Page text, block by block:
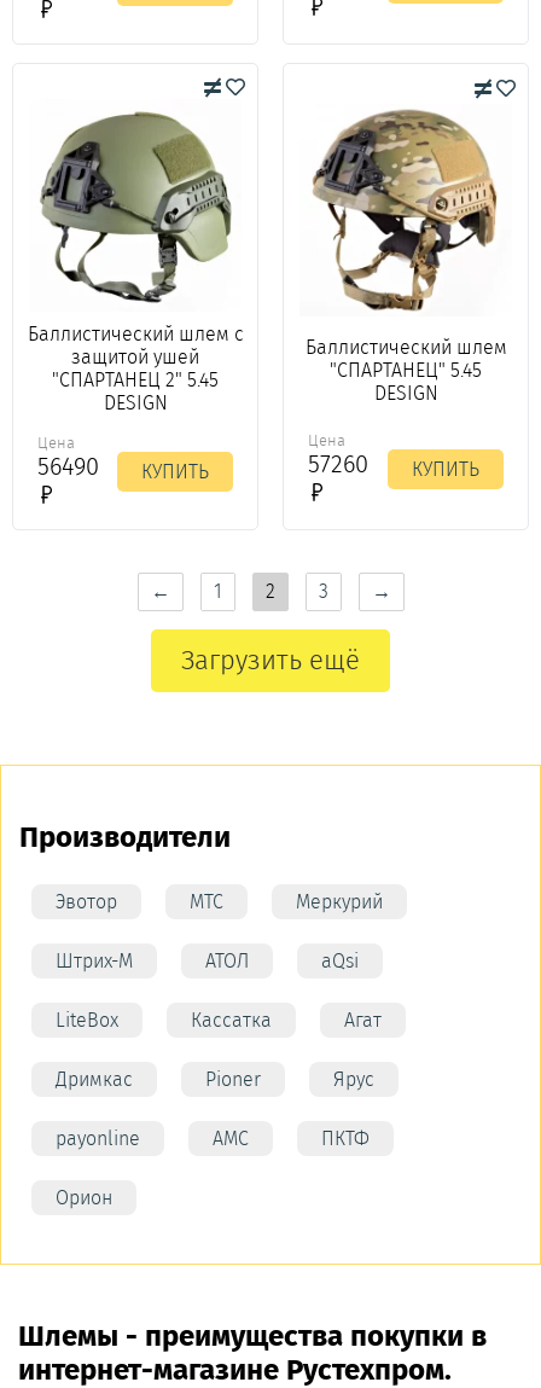
Баллистический шлем с
защитой ушей
"СПАРТАНЕЦ 2" 5.45
DESIGN
Цена
56490 КУПИТЬ
Баллистический шлем
"СПАРТАНЕЦ" 5.45
DESIGN
Цена
57260 КУПИТЬ
← 1 2 3 →
Загрузить ещё
Производители
Эвотор МТС Меркурий
Штрих-М АТОЛ aQsi
LiteBox Кассатка Агат
Дримкас Pioner Ярус
payonline АМС ПКТФ
Орион
Шлемы - преимущества покупки в
интернет-магазине Рустехпром.